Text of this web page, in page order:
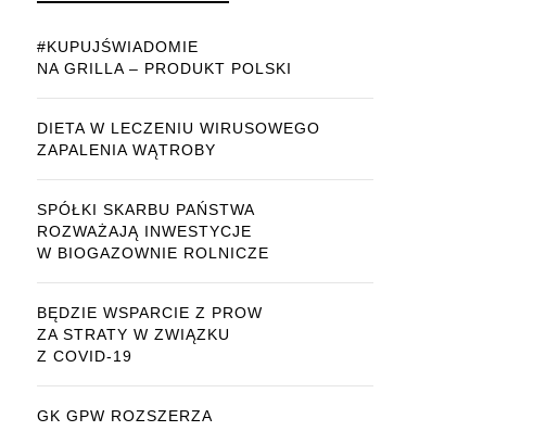
#KUPUJŚWIADOMIE
NA GRILLA – PRODUKT POLSKI
DIETA W LECZENIU WIRUSOWEGO
ZAPALENIA WĄTROBY
SPÓŁKI SKARBU PAŃSTWA
ROZWAŻAJĄ INWESTYCJE
W BIOGAZOWNIE ROLNICZE
BĘDZIE WSPARCIE Z PROW
ZA STRATY W ZWIĄZKU
Z COVID-19
GK GPW ROZSZERZA